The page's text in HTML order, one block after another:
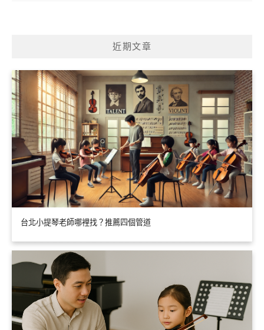
近期文章
台北小提琴老師哪裡找？推薦四個管道